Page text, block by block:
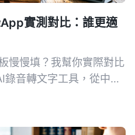
實測對比：誰更適
慢慢填？我幫你實際對比
音轉文字工具，從中文